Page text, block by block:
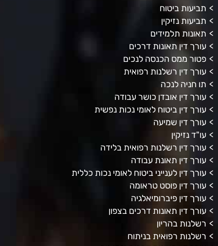
תביעות ביטוח
תביעות נזיקין
תאונות תלמידים
עורך דין תאונות דרכים
פטור ממס הכנסה לנכים
עורך דין רשלנות רפואית
תו חניה לנכה
עורך דין אובדן כושר עבודה
עורך דין ביטוח לאומי נכות נפשית
עורך דין שמיעה
עו"ד נזיקין
עורך דין רשלנות רפואית בלידה
עורך דין תאונת עבודה
עורך דין לענייני ביטוח לאומי נכות כללית
עורך דין פוסט טראומה
עורך דין פיברומיאלגיה
עורך דין תאונות דרכים בצפון
רשלנות בהריון
רשלנות רפואית בניתוח